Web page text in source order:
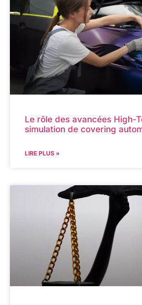
Le rôle des avancées High-
simulation de covering
LIRE PLUS »